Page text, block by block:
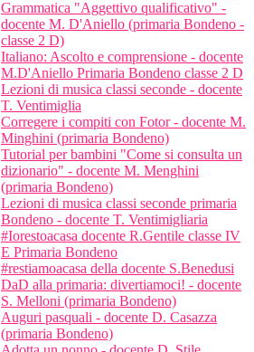
Grammatica "Aggettivo qualificativo" -
docente M. D'Aniello (primaria Bondeno -
classe 2 D)
Italiano: Ascolto e comprensione - docente
M.D'Aniello Primaria Bondeno classe 2 D
Lezioni di musica classi seconde - docente
T. Ventimiglia
Corregere i compiti con Fotor - docente M.
Minghini (primaria Bondeno)
Tutorial per bambini "Come si consulta un
dizionario" - docente M. Menghini
(primaria Bondeno)
Lezioni di musica classi seconde primaria
Bondeno - docente T. Ventimigliaria
#Iorestoacasa docente R.Gentile classe IV
E Primaria Bondeno
#restiamoacasa della docente S.Benedusi
DaD alla primaria: divertiamoci! - docente
S. Melloni (primaria Bondeno)
Auguri pasquali - docente D. Casazza
(primaria Bondeno)